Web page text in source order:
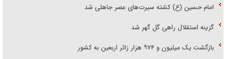
امام حسین (ع) کشته سیرت‌های عصر جاهلی شد
گزینه استقلال راهی گل گهر شد
بازگشت یک میلیون و ۹۷۴ هزار زائر اربعین به کشور